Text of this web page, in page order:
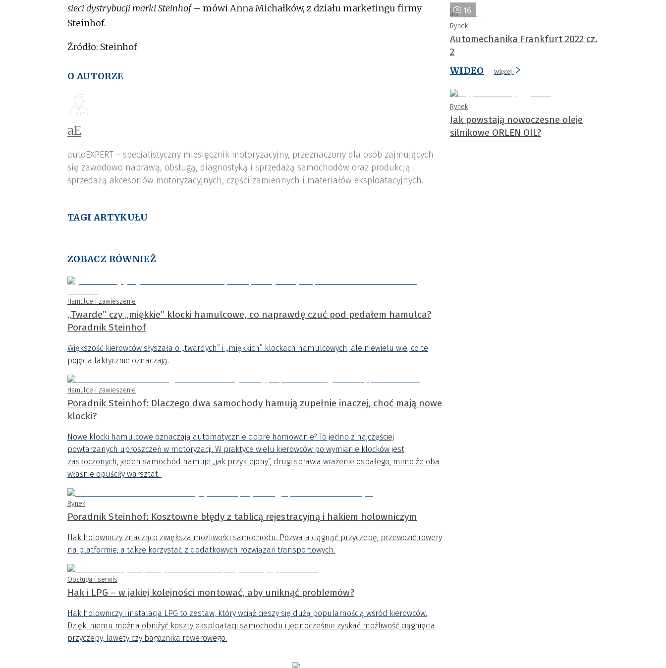
sieci dystrybucji marki Steinhof– mówi Anna Michałków, z działu marketingu firmy
Steinhof.
Źródło: Steinhof
O AUTORZE
aE
autoEXPERT – specjalistyczny miesięcznik motoryzacyjny, przeznaczony dla osób zajmujących
się zawodowo naprawą, obsługą, diagnostyką i sprzedażą samochodów oraz produkcją i
sprzedażą akcesoriów motoryzacyjnych, części zamiennych i materiałów eksploatacyjnych.
TAGI ARTYKUŁU
ZOBACZ RÓWNIEŻ
Hamulce i zawieszenie
„Twarde” czy „miękkie” klocki hamulcowe, co naprawdę czuć pod pedałem hamulca?
Poradnik Steinhof
Większość kierowców słyszała o „twardych” i „miękkich” klockach hamulcowych, ale niewielu wie, co te
pojęcia faktycznie oznaczają.
Hamulce i zawieszenie
Poradnik Steinhof: Dlaczego dwa samochody hamują zupełnie inaczej, choć mają nowe
klocki?
Nowe klocki hamulcowe oznaczają automatycznie dobre hamowanie? To jedno z najczęściej
powtarzanych uproszczeń w motoryzacji. W praktyce wielu kierowców po wymianie klocków jest
zaskoczonych, jeden samochód hamuje „jak przyklejony”, drugi sprawia wrażenie ospałego, mimo że oba
właśnie opuściły warsztat.
Rynek
Poradnik Steinhof: Kosztowne błędy z tablicą rejestracyjną i hakiem holowniczym
Hak holowniczy znacząco zwiększa możliwości samochodu. Pozwala ciągnąć przyczepę, przewozić rowery
na platformie, a także korzystać z dodatkowych rozwiązań transportowych.
Obsługa i serwis
Hak i LPG – w jakiej kolejności montować, aby uniknąć problemów?
Hak holowniczy i instalacja LPG to zestaw, który wciąż cieszy się dużą popularnością wśród kierowców.
Dzięki niemu można obniżyć koszty eksploatacji samochodu i jednocześnie zyskać możliwość ciągnięcia
przyczepy, lawety czy bagażnika rowerowego.
16
Rynek
Automechanika Frankfurt 2022 cz.
2
WIDEO
więcej
Rynek
Jak powstają nowoczesne oleje
silnikowe ORLEN OIL?